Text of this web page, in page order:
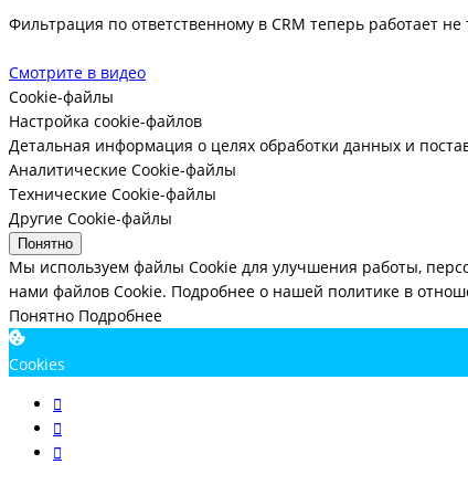
Фильтрация по ответственному в CRM теперь работает
Смотрите в видео
Cookie-файлы
Настройка cookie-файлов
Детальная информация о целях обработки данных и
Аналитические Cookie-файлы
Технические Cookie-файлы
Другие Cookie-файлы
Понятно
Мы используем файлы Cookie для улучшения работы,
нами файлов Cookie. Подробнее о нашей политике в
Понятно Подробнее
Cookies